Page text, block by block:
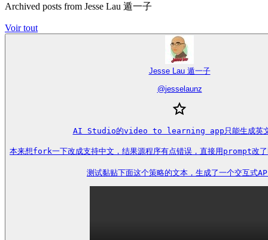
Archived posts from Jesse Lau 遁一子
Voir tout
Jesse Lau 遁一子
@jesselaunz
AI Studio的video to learning app只能生成英
本来想fork一下改成支持中文，结果源程序有点错误，直接用prompt改
测试黏贴下面这个策略的文本，生成了一个交互式